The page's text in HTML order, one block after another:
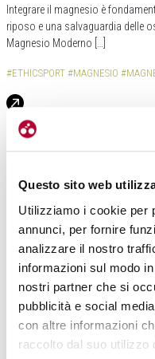
Questo sito web
Utilizziamo i cookie per
annunci, per fornire
analizzare il nostro
informazioni sul modo
nostri partner che si
pubblicità e social
con altre informazioni
raccolto dal suo utilizzo
Integrare il magnesio è
riposo e una salvaguardia delle
Magnesio Moderno […]
#ETHICSPORT #MAGNESIO